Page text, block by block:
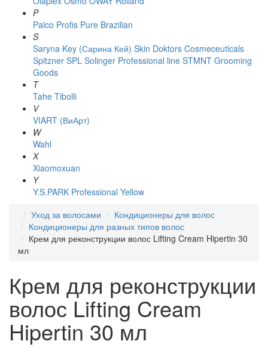
P
Palco Profis Pure Brazilian
S
Saryna Key (Сарина Кей) Skin Doktors Cosmeceuticals
Spitzner SPL Solinger Professional line STMNT Grooming
Goods
T
Tahe Tibolli
V
VIART (ВиАрт)
W
Wahl
X
Xiaomoxuan
Y
Y.S.PARK Professional Yellow
Уход за волосами
Кондиционеры для волос
Кондиционеры для разных типов волос
Крем для реконструкции волос Lifting Cream Hipertin 30
мл
Крем для реконструкции
волос Lifting Cream
Hipertin 30 мл